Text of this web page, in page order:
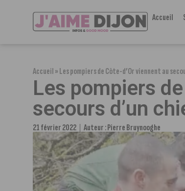
Accueil
Accueil»Les pompiers de Côte-d’Or viennent au
Les pompiers
secours d’un
21 février 2022 Auteur :Pierre Bruynooghe